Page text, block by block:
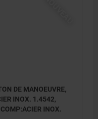
DE MANOEUVRE,
INOX. 1.4542,
INOX.